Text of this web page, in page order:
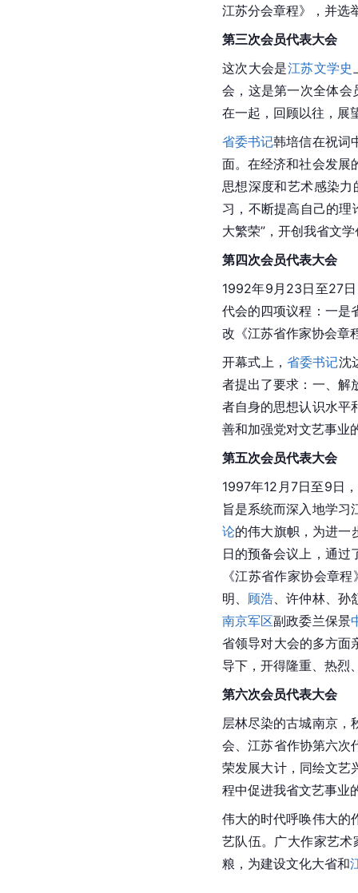
江苏分会章程》，并选
第三次会员代表大会
这次大会是江苏文学史
会，这是第一次全体
在一起，回顾以往，展
省委书记韩培信在祝词
面。在经济和社会发展
思想深度和艺术感染
习，不断提高自己的理
大繁荣”，开创我省文
第四次会员代表大会
1992年9月23日至27
代会的四项议程：一是
改《江苏省作家协会章
开幕式上， 省委书记沈
者提出了要求：一、解
者自身的思想认识水平
善和加强党对文艺事业
第五次会员代表大会
1997年12月7日至9日，
旨是系统而深入地学习
论的伟大旗帜，为进一
日的预备会议上，通过
《江苏省作家协会章
明、 顾浩 、许仲林、
南京军区副政委兰保景
省领导对大会的多方面
导下，开得隆重、热烈
第六次会员代表大会
层林尽染的古城南京，
会、江苏省作协第六次
荣发展大计，同绘文艺
程中促进我省文艺事业
伟大的时代呼唤伟大的
艺队伍。广大作家艺
粮，为建设文化大省和